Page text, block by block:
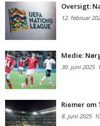
Oversigt:
12. februar
Medie:
30. juni 2025
Riemer om
8. juni 2025